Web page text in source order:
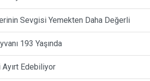
Sevgisi Yemekten Daha Değerli
193 Yaşında
Edebiliyor